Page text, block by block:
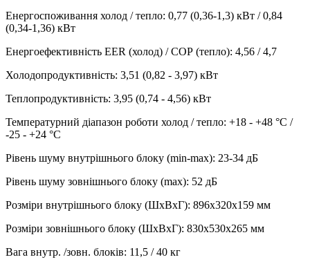
Енергоспоживання холод / тепло: 0,77 (0,36-1,3) кВт / 0,84
(0,34-1,36) кВт
Енергоефективність EER (холод) / СОР (тепло): 4,56 / 4,7
Холодопродуктивність: 3,51 (0,82 - 3,97) кВт
Теплопродуктивність: 3,95 (0,74 - 4,56) кВт
Температурний діапазон роботи холод / тепло: +18 - +48 °С /
-25 - +24 °С
Рівень шуму внутрішнього блоку (min-max): 23-34 дБ
Рівень шуму зовнішнього блоку (max): 52 дБ
Розміри внутрішнього блоку (ШхВхГ): 896х320х159 мм
Розміри зовнішнього блоку (ШхВхГ): 830х530х265 мм
Вага внутр. /зовн. блоків: 11,5 / 40 кг